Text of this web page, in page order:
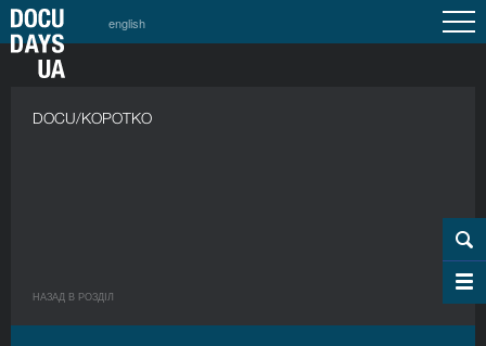
english
DOCU/КОРОТКО
НАЗАД В РОЗДIЛ